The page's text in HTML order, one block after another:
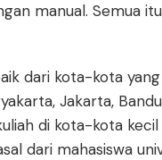
manual. Semua
dari kota-kota
Jakarta,
di kota-kota
dari mahasiswa